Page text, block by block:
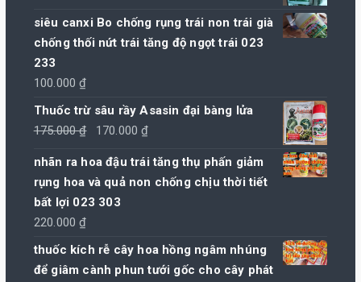
siêu canxi Bo chống rụng trái non trái già
chống thối nứt trái tăng độ ngọt trái 023
233
100.000₫
Thuốc trừ sâu rầy Asasin đại bàng lửa
175.000₫
Giá
là:
175.000 ₫.
170.000₫
tại
là:
nhãn ra hoa đậu trái tăng thụ phấn giảm
rụng hoa và quả non chống chịu thời tiết
bất lợi 023 303
220.000₫
thuốc kích rễ cây hoa hồng ngâm nhúng
để giâm cành phun tưới gốc cho cây phát